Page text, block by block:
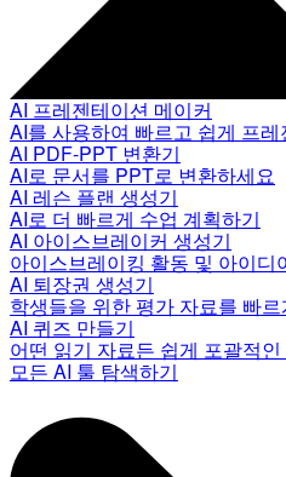
AI 프레젠테이션 메이커
AI를 사용하여 빠르고 쉽게 프
AI PDF-PPT 변환기
AI로 문서를 PPT로 변환하세요
AI 레슨 플랜 생성기
AI로 더 빠르게 수업 계획하기
AI 아이스브레이커 생성기
아이스브레이킹 활동 및 아이디
AI 퇴장권 생성기
학생들을 위한 평가 자료를 빠
AI 퀴즈 만들기
어떤 읽기 자료든 쉽게 포괄적
모든 AI 툴 탐색하기